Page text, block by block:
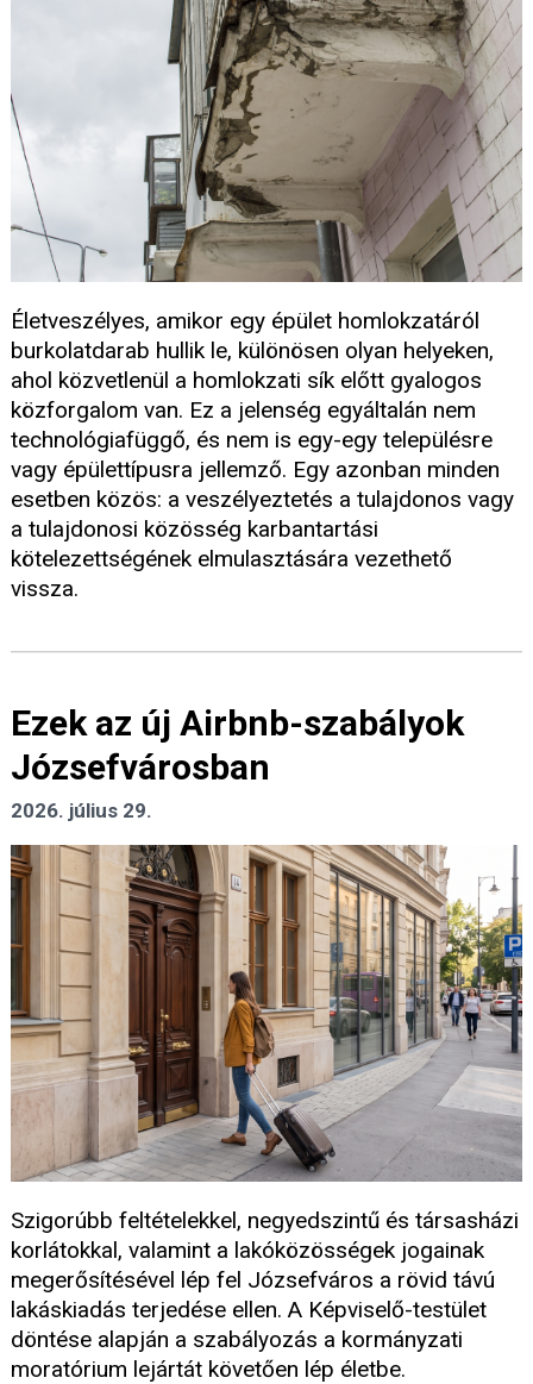
Életveszélyes, amikor egy épület homlokzatáról
burkolatdarab hullik le, különösen olyan helyeken,
ahol közvetlenül a homlokzati sík előtt gyalogos
közforgalom van. Ez a jelenség egyáltalán nem
technológiafüggő, és nem is egy-egy településre
vagy épülettípusra jellemző. Egy azonban minden
esetben közös: a veszélyeztetés a tulajdonos vagy
a tulajdonosi közösség karbantartási
kötelezettségének elmulasztására vezethető
vissza.
Ezek az új Airbnb-szabályok
Józsefvárosban
2026. július 29.
Szigorúbb feltételekkel, negyedszintű és társasházi
korlátokkal, valamint a lakóközösségek jogainak
megerősítésével lép fel Józsefváros a rövid távú
lakáskiadás terjedése ellen. A Képviselő-testület
döntése alapján a szabályozás a kormányzati
moratórium lejártát követően lép életbe.